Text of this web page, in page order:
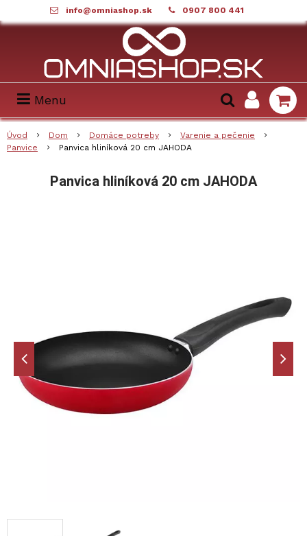
info@omniashop.sk 0907 800 441
Menu
Úvod Dom Domáce potreby
Varenie a pečenie
Panvice
Panvica hliníková 20 cm JAHODA
Panvica hliníková 20 cm JAHODA